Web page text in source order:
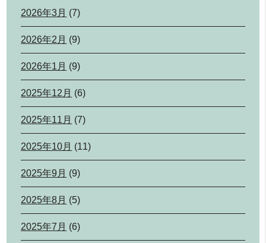
2026年3月 (7)
2026年2月 (9)
2026年1月 (9)
2025年12月 (6)
2025年11月 (7)
2025年10月 (11)
2025年9月 (9)
2025年8月 (5)
2025年7月 (6)